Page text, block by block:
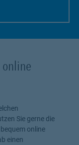
online
Sie gerne die
online
einen